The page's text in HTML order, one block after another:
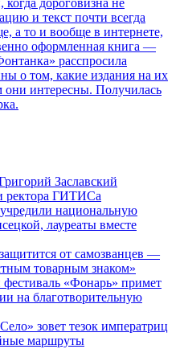
и текст почти всегда
а то и вообще в интернете,
оформленная книга —
расспросила
о том, какие издания на их
интересны. Получилась
Заславский
ректора ГИТИСа
национальную
лауреаты вместе
от самозванцев —
товарным знаком»
«Фонарь» примет
на благотворительную
зовет тезок императриц
маршруты